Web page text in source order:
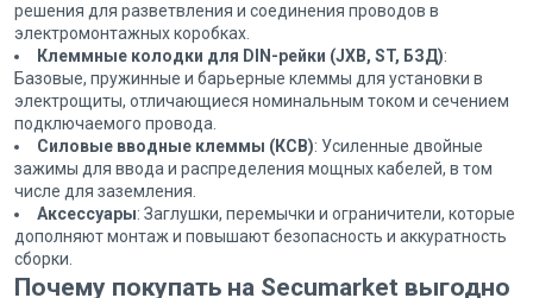
решения для разветвления и соединения проводов в
электромонтажных коробках.
Клеммные колодки для DIN-рейки (JXB, ST, БЗД):
Базовые, пружинные и барьерные клеммы для установки в
электрощиты, отличающиеся номинальным током и сечением
подключаемого провода.
Силовые вводные клеммы (КСВ): Усиленные двойные
зажимы для ввода и распределения мощных кабелей, в том
числе для заземления.
Аксессуары: Заглушки, перемычки и ограничители, которые
дополняют монтаж и повышают безопасность и аккуратность
сборки.
Почему покупать на Secumarket выгодно